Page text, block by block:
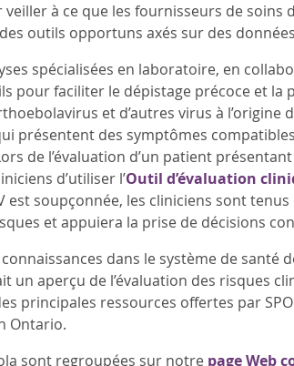
à ce que les fournisseurs de soins
outils opportuns axés sur des
spécialisées en laboratoire, en
pour faciliter le dépistage précoce et la
et d’autres virus à l’origine
présentent des symptômes
de l’évaluation d’un patient
d’utiliser l’Outil d’évaluation
est soupçonnée, les cliniciens sont tenus
et appuiera la prise de décisions
dans le système de santé
un aperçu de l’évaluation des risques
principales ressources offertes par
Ontario.
sont regroupées sur notre page Web